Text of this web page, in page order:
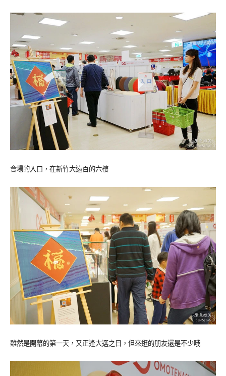
會場的入口，在新竹大遠百的六樓
雖然是開幕的第一天，又正逢大選之日，但來逛的朋友還是不少哦